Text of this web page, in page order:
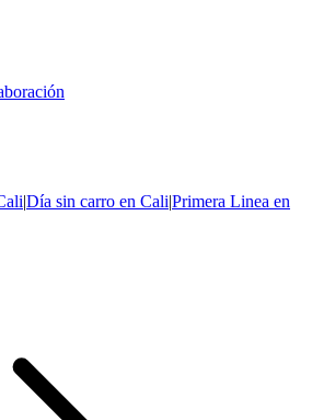
|Día sin carro en Cali|Primera Linea en